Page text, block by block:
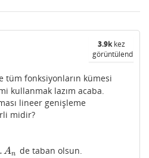
3.9kkez
görüntülendi
tüm fonksiyonların kümesi
kullanmak lazım acaba.
lineer genişleme
midir?
. An
n de taban olsun.